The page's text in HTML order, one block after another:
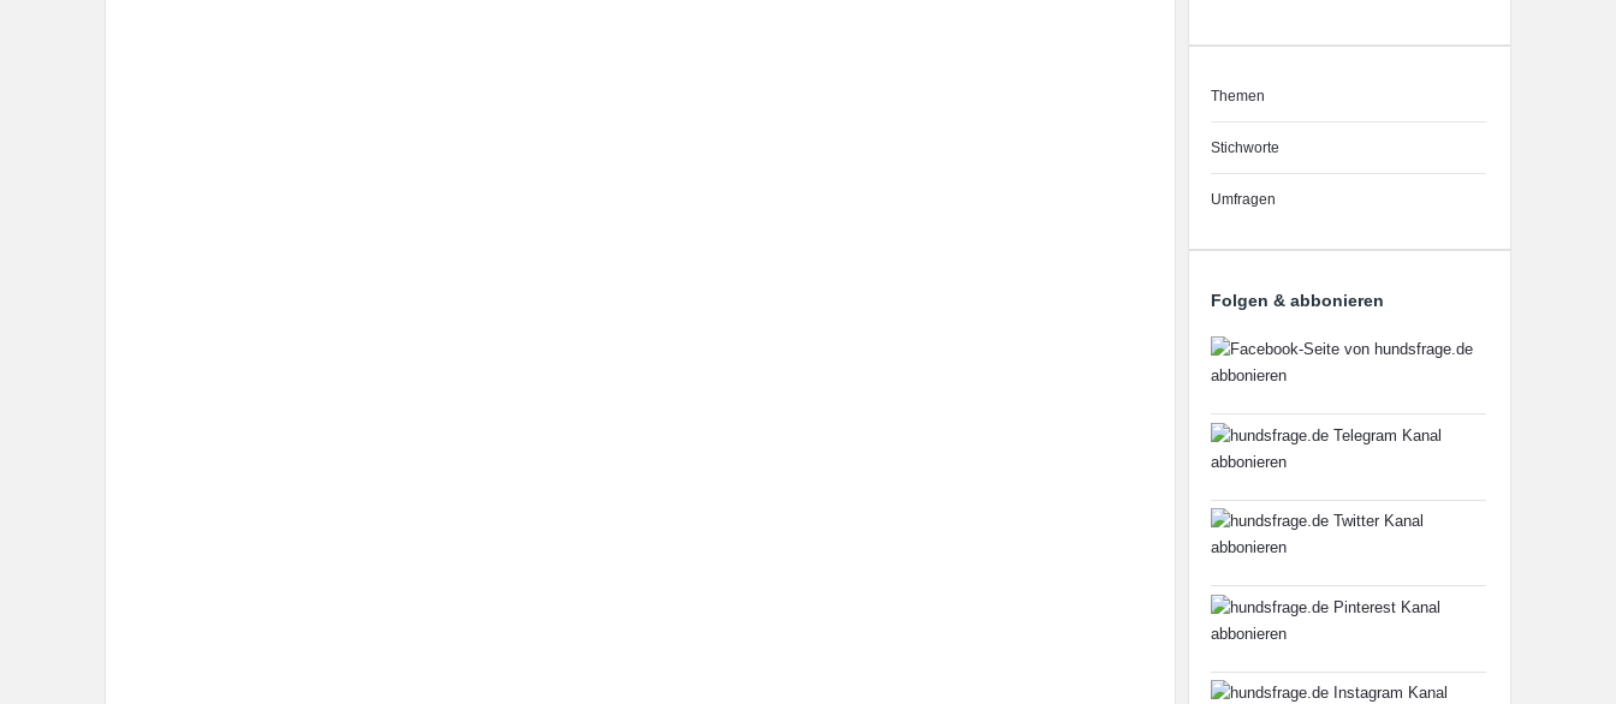
Themen
Stichworte
Umfragen
Folgen & abbonieren